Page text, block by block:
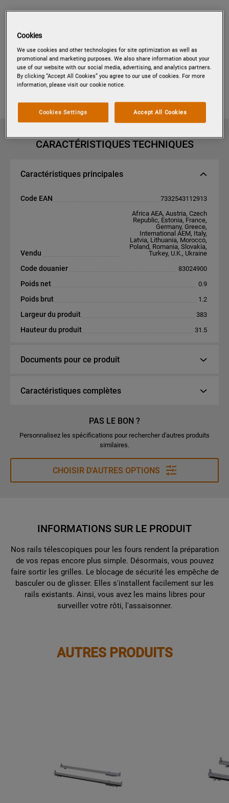
TR2LV
RAILS TELESCOPIQUES 2
NIVEAUX
Informations sur le produit
CARACTÉRISTIQUES TECHNIQUES
Caractéristiques principales
Code EAN 7332543112913
Vendu
Africa AEA, Austria, Czech
Republic, Estonia, France,
Germany, Greece,
International AEM, Italy,
Latvia, Lithuania, Morocco,
Poland, Romania, Slovakia,
Turkey, U.K., Ukraine
Code douanier 83024900
Poids net 0.9
Poids brut 1.2
Largeur du produit 383
Hauteur du produit 31.5
Documents pour ce produit
Caractéristiques complètes
PAS LE BON ?
Personnalisez les spécifications pour rechercher d'autres produits
similaires.
CHOISIR D'AUTRES OPTIONS
INFORMATIONS SUR LE PRODUIT
Nos rails télescopiques pour les fours rendent la préparation
de vos repas encore plus simple. Désormais, vous pouvez
faire sortir les grilles. Le blocage de sécurité les empêche de
basculer ou de glisser. Elles s'installent facilement sur les
rails existants. Ainsi, vous avez les mains libres pour
surveiller votre rôti, l'assaisonner.
AUTRES PRODUITS
Cookies
We use cookies and other technologies for site optimization as well as
promotional and marketing purposes. We also share information about your
use of our website with our social media, advertising, and analytics partners.
By clicking “Accept All Cookies” you agree to our use of cookies. For more
information, please visit our cookie notice.
Accept All Cookies
Cookies Settings